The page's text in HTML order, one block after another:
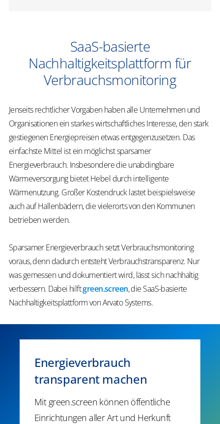
SaaS-basierte
Nachhaltigkeitsplattform für
Verbrauchsmonitoring
Jenseits rechtlicher Vorgaben haben alle Unternehmen und
Organisationen ein starkes wirtschaftliches Interesse, den stark
gestiegenen Energiepreisen etwas entgegenzusetzen. Das
einfachste Mittel ist ein möglichst sparsamer
Energieverbrauch. Insbesondere die unabdingbare
Wärmeversorgung bietet Hebel durch intelligente
Wärmenutzung. Großer Kostendruck lastet beispielsweise
auch auf Hallenbädern, die vielerorts von den Kommunen
betrieben werden.
Sparsamer Energieverbrauch setzt Verbrauchsmonitoring
voraus, denn dadurch entsteht Verbrauchstransparenz. Nur
was gemessen und dokumentiert wird, lässt sich nachhaltig
verbessern. Dabei hilftgreen.screen, die SaaS-basierte
Nachhaltigkeitsplattform von Arvato Systems.
Energieverbrauch
transparent machen
Mit green.screen können öffentliche
Einrichtungen aller Art und Herkunft